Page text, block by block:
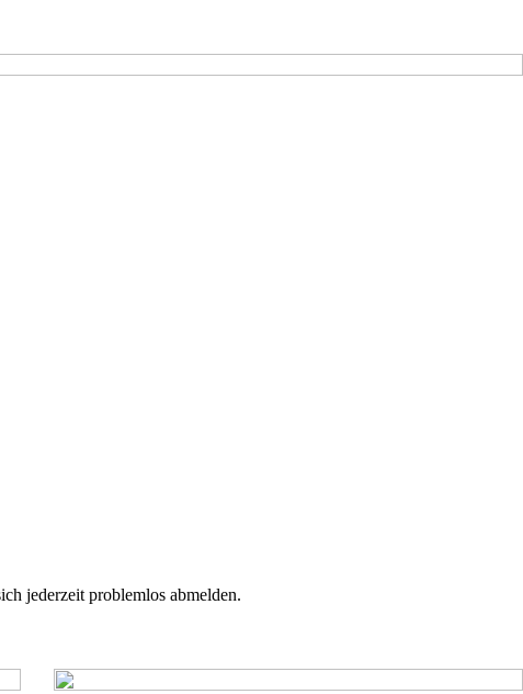
jederzeit problemlos abmelden.